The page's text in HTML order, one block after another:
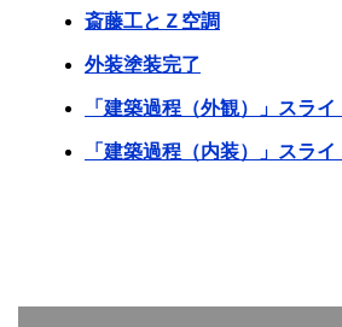
斎藤工とＺ空調
外装塗装完了
「建築過程（外観）」スラ
「建築過程（内装）」スラ